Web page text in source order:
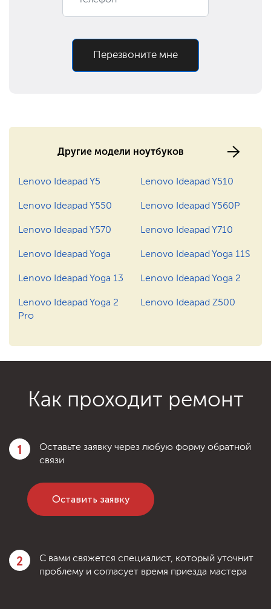
900 ₽
Замена оперативной
390 ₽
Замена Wi-Fi 850 ₽ Заказать
1200 ₽
Замена инвертора 750 ₽ Заказать
Перезвоните мне
Другие модели ноутбуков
Lenovo Ideapad Y5 Lenovo Ideapad Y510
Lenovo Ideapad Y550 Lenovo Ideapad Y560P
Lenovo Ideapad Y570 Lenovo Ideapad Y710
Lenovo Ideapad Yoga Lenovo Ideapad Yoga 11S
Lenovo Ideapad Yoga 13 Lenovo Ideapad Yoga 2
Lenovo Ideapad Yoga 2
Pro
Lenovo Ideapad Z500
Как проходит ремонт
1
Оставьте заявку через любую форму обратной
связи
Оставить заявку
2
С вами свяжется специалист, который уточнит
проблему и согласует время приезда мастера